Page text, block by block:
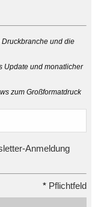
Druckbranche und die
Update und monatlicher
zum Großformatdruck
Anmeldung
* Pflichtfeld